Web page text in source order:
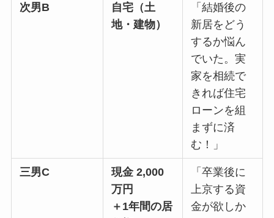
次男B
自宅（土
地・建物）
「結婚後の
新居をどう
するか悩ん
でいた。実
家を相続で
きれば住宅
ローンを組
まずに済
む！」
三男C
現金 2,000
万円
＋1年間の居
「卒業後に
上京する資
金が欲しか